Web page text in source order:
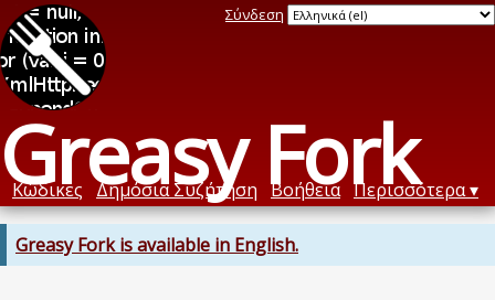
Greasy Fork
Σύνδεση
Κώδικες Δημόσια Συζήτηση Βοήθεια Περισσότερα
Greasy Fork is available in English.